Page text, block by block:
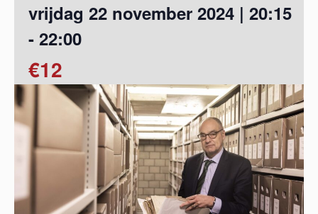
vrijdag 22 november 2024 | 20:15
- 22:00
€12